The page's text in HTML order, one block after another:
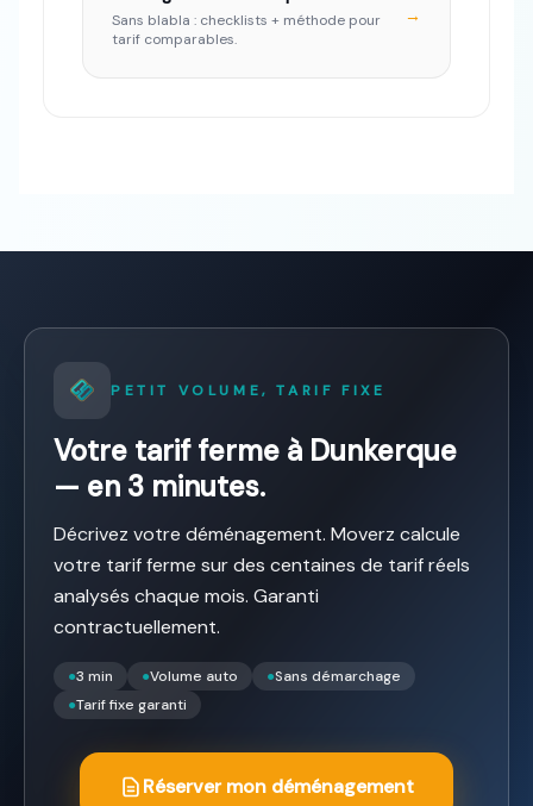
Sans blabla : checklists + méthode pour
tarif comparables.
→
PETIT VOLUME, TARIF FIXE
Votre tarif ferme à Dunkerque
— en 3 minutes.
Décrivez votre déménagement. Moverz calcule
votre tarif ferme sur des centaines de tarif réels
analysés chaque mois. Garanti
contractuellement.
●3 min ●Volume auto ●Sans démarchage
●Tarif fixe garanti
Réserver mon déménagement